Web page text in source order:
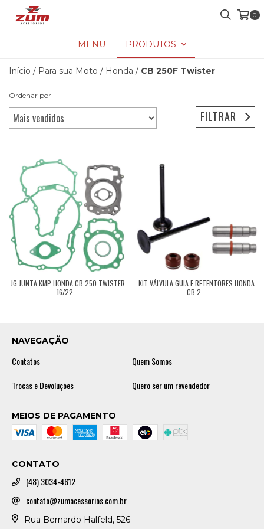
0
MENU PRODUTOS
Início / Para sua Moto / Honda / CB 250F Twister
Ordenar por
FILTRAR
JG JUNTA KMP HONDA CB 250 TWISTER
16/22...
KIT VÁLVULA GUIA E RETENTORES HONDA
CB 2...
NAVEGAÇÃO
Contatos
Quem Somos
Trocas e Devoluções
Quero ser um revendedor
MEIOS DE PAGAMENTO
CONTATO
(48) 3034-4612
contato@zumacessorios.com.br
Rua Bernardo Halfeld, 526